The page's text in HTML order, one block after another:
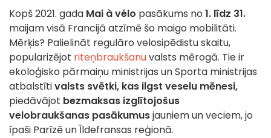
Kopš 2021. gada Mai à vélo pasākums no 1. līdz 31.
maijam visā Francijā atzīmē šo maigo mobilitāti.
Mērķis? Palielināt regulāro velosipēdistu skaitu,
popularizējot riteņbraukšanuvalsts mērogā. Tie ir
ekoloģisko pārmaiņu ministrijas un Sporta ministrijas
atbalstītivalsts svētki, kas ilgst veselu mēnesi,
piedāvājot bezmaksas izglītojošus
velobraukšanas pasākumusjauniem un veciem, jo
īpaši Parīzē un Īldefransas reģionā.